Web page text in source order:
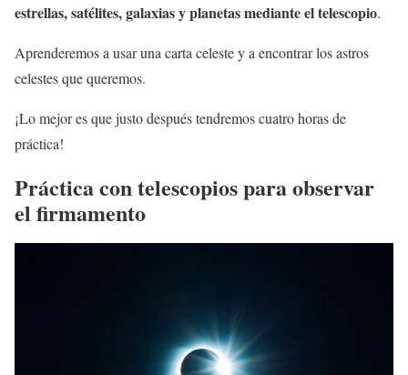
estrellas, satélites, galaxias y planetas mediante el telescopio.
Aprenderemos a usar una carta celeste y a encontrar los astros
celestes que queremos.
¡Lo mejor es que justo después tendremos cuatro horas de
práctica!
Práctica con telescopios para observar
el firmamento